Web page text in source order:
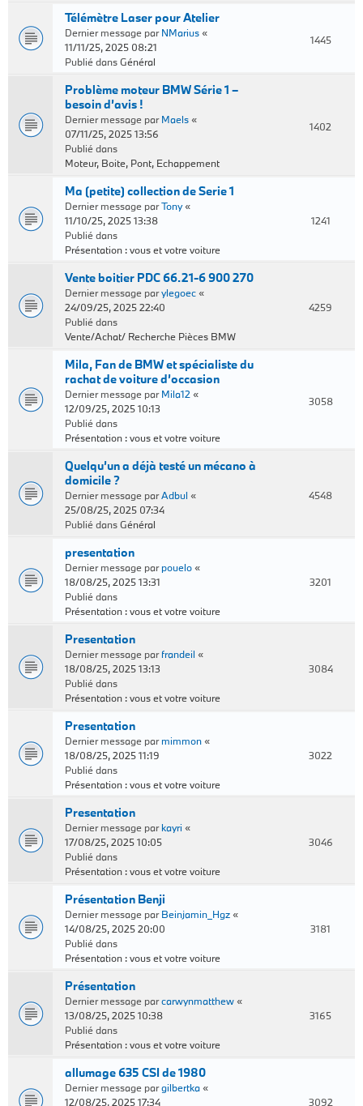
Télémètre Laser pour Atelier
Dernier message parNMarius«
11/11/25, 2025 08:21
Publié dansGénéral
1445
Problème moteur BMW Série 1 –
besoin d’avis !
Dernier message parMaels«
07/11/25, 2025 13:56
Publié dans
Moteur, Boite, Pont, Echappement
1402
Ma (petite) collection de Serie 1
Dernier message parTony«
11/10/25, 2025 13:38
Publié dans
Présentation : vous et votre voiture
1241
Vente boitier PDC 66.21-6 900 270
Dernier message parylegoec«
24/09/25, 2025 22:40
Publié dans
Vente/Achat/ Recherche Pièces BMW
4259
Mila, Fan de BMW et spécialiste du
rachat de voiture d’occasion
Dernier message parMila12 «
12/09/25, 2025 10:13
Publié dans
Présentation : vous et votre voiture
3058
Quelqu’un a déjà testé un mécano à
domicile ?
Dernier message parAdbul «
25/08/25, 2025 07:34
Publié dansGénéral
4548
presentation
Dernier message parpouelo«
18/08/25, 2025 13:31
Publié dans
Présentation : vous et votre voiture
3201
Presentation
Dernier message parfrandeil «
18/08/25, 2025 13:13
Publié dans
Présentation : vous et votre voiture
3084
Presentation
Dernier message parmimmon«
18/08/25, 2025 11:19
Publié dans
Présentation : vous et votre voiture
3022
Presentation
Dernier message parkayri «
17/08/25, 2025 10:05
Publié dans
Présentation : vous et votre voiture
3046
Présentation Benji
Dernier message parBeinjamin_Hgz«
14/08/25, 2025 20:00
Publié dans
Présentation : vous et votre voiture
3181
Présentation
Dernier message parcarwynmatthew«
13/08/25, 2025 10:38
Publié dans
Présentation : vous et votre voiture
3165
allumage 635 CSI de 1980
Dernier message pargilbertka«
12/08/25, 2025 17:34
3092